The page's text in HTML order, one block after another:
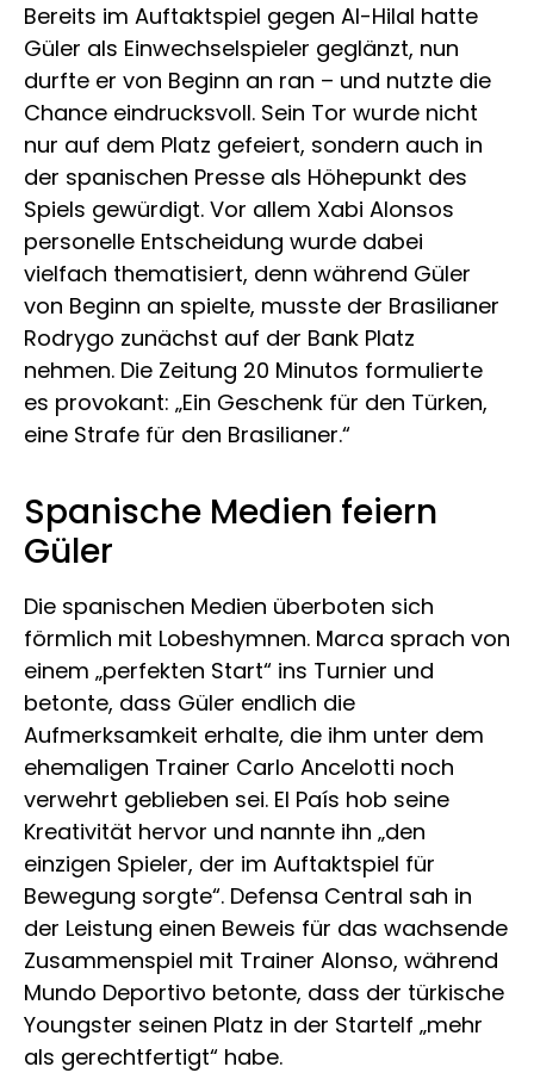
Bereits im Auftaktspiel gegen Al-Hilal hatte
Güler als Einwechselspieler geglänzt, nun
durfte er von Beginn an ran – und nutzte die
Chance eindrucksvoll. Sein Tor wurde nicht
nur auf dem Platz gefeiert, sondern auch in
der spanischen Presse als Höhepunkt des
Spiels gewürdigt. Vor allem Xabi Alonsos
personelle Entscheidung wurde dabei
vielfach thematisiert, denn während Güler
von Beginn an spielte, musste der Brasilianer
Rodrygo zunächst auf der Bank Platz
nehmen. Die Zeitung 20 Minutos formulierte
es provokant: „Ein Geschenk für den Türken,
eine Strafe für den Brasilianer.“
Spanische Medien feiern
Güler
Die spanischen Medien überboten sich
förmlich mit Lobeshymnen. Marca sprach von
einem „perfekten Start“ ins Turnier und
betonte, dass Güler endlich die
Aufmerksamkeit erhalte, die ihm unter dem
ehemaligen Trainer Carlo Ancelotti noch
verwehrt geblieben sei. El País hob seine
Kreativität hervor und nannte ihn „den
einzigen Spieler, der im Auftaktspiel für
Bewegung sorgte“. Defensa Central sah in
der Leistung einen Beweis für das wachsende
Zusammenspiel mit Trainer Alonso, während
Mundo Deportivo betonte, dass der türkische
Youngster seinen Platz in der Startelf „mehr
als gerechtfertigt“ habe.